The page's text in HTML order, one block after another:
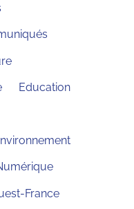
Education
France